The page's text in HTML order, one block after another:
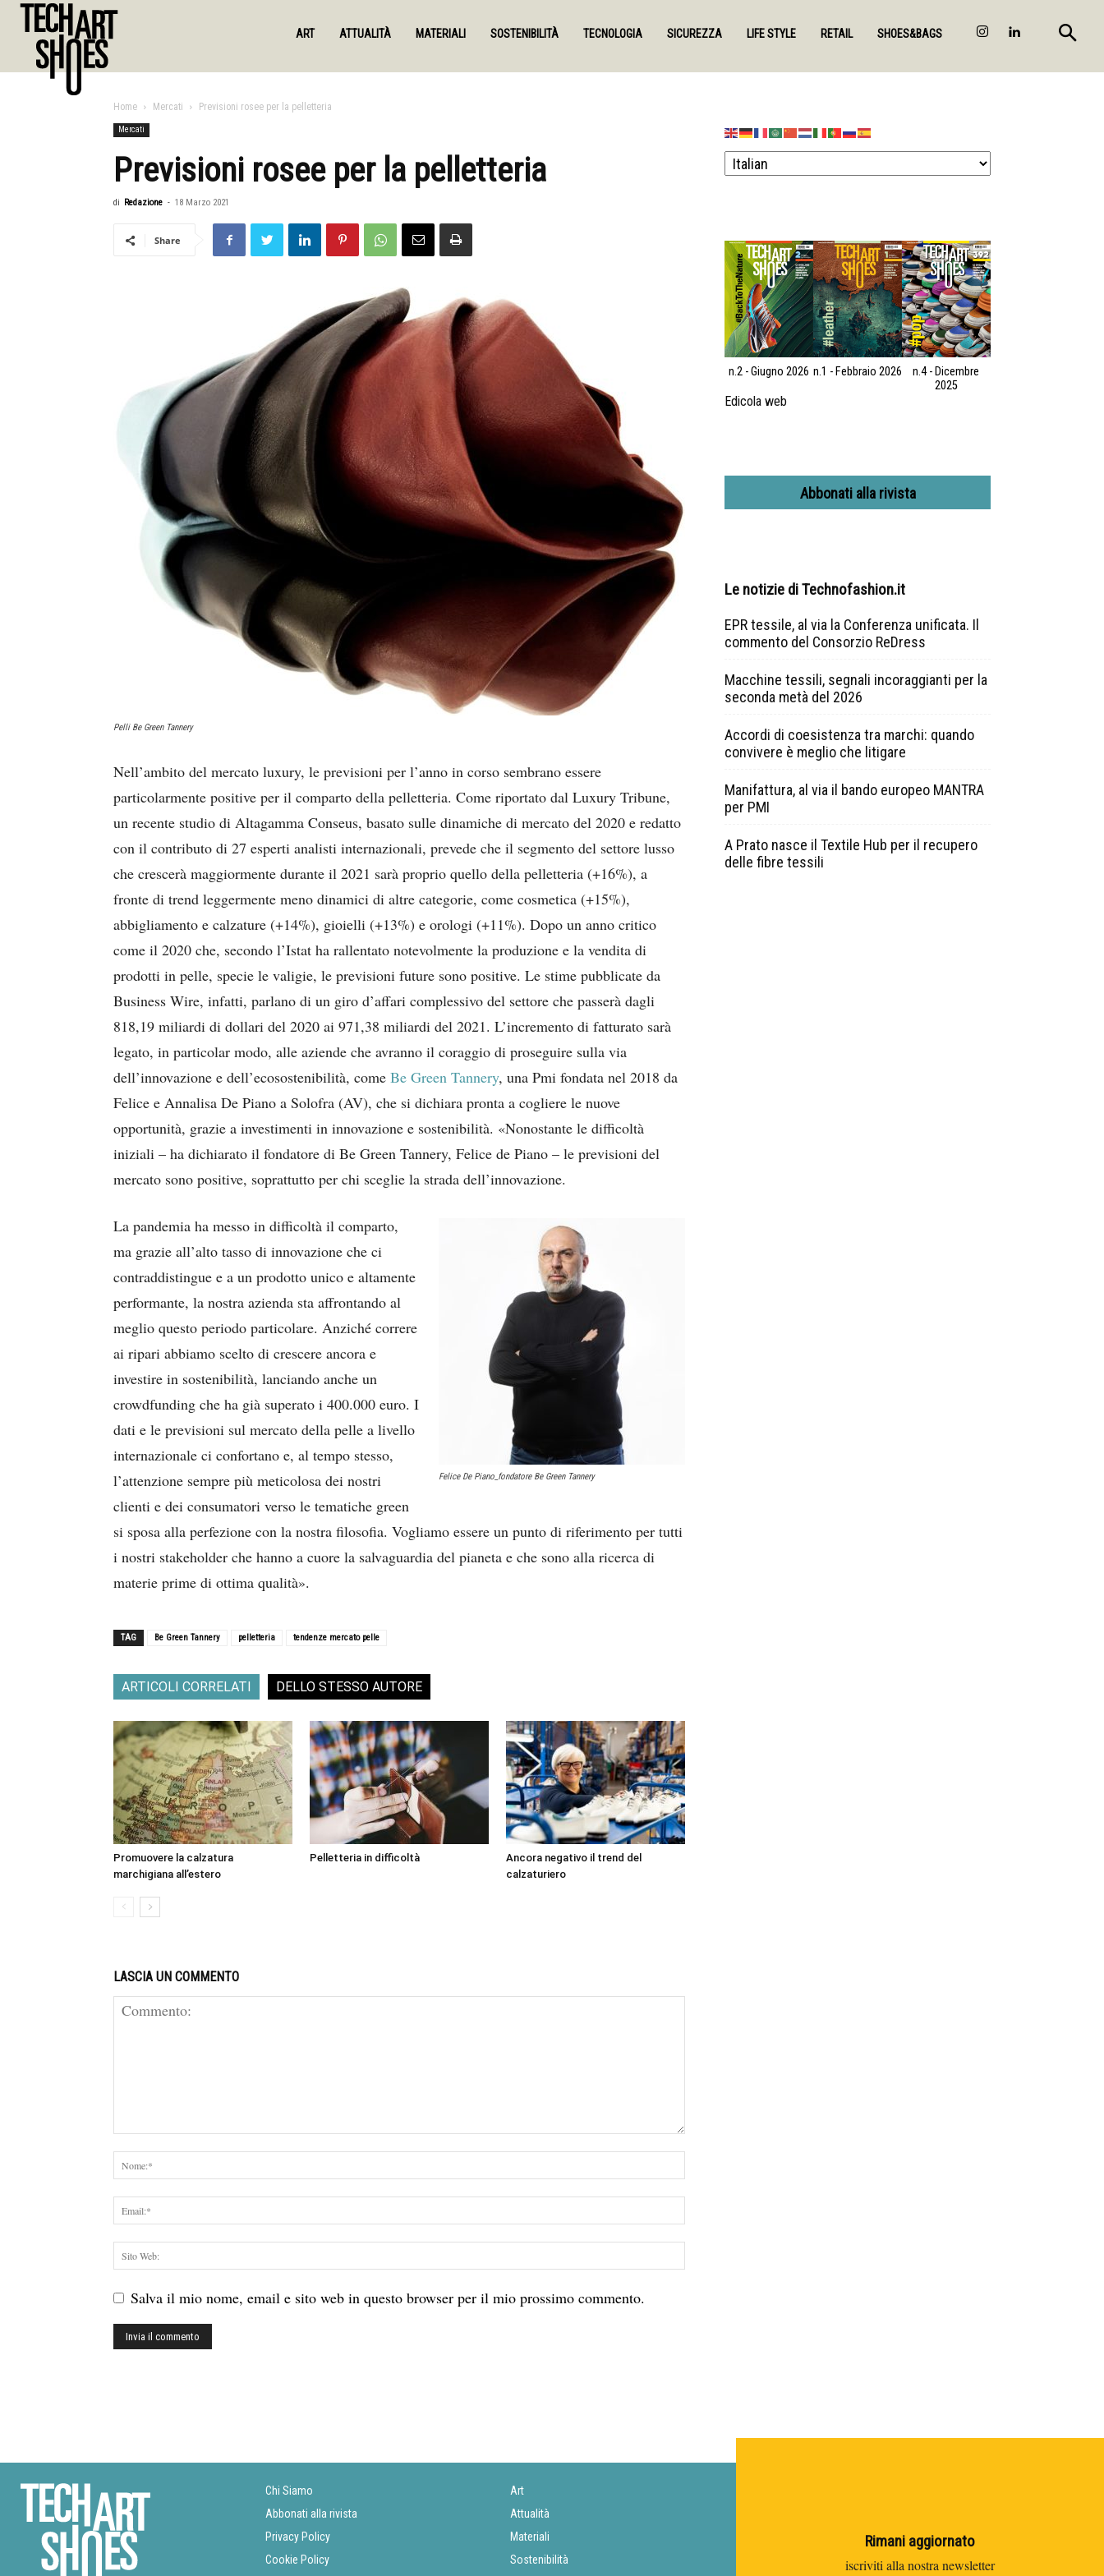
ART ATTUALITÀ MATERIALI SOSTENIBILITÀ TECNOLOGIA SICUREZZA LIFE STYLE RETAIL SHOES&BAGS
Home Mercati Previsioni rosee per la pelletteria
Mercati
Previsioni rosee per la pelletteria
di Redazione - 18 Marzo 2021
Share
Pelli Be Green Tannery
Nell’ambito del mercato luxury, le previsioni per l’anno in corso sembrano essere
particolarmente positive per il comparto della pelletteria. Come riportato dal Luxury Tribune,
un recente studio di Altagamma Conseus, basato sulle dinamiche di mercato del 2020 e redatto
con il contributo di 27 esperti analisti internazionali, prevede che il segmento del settore lusso
che crescerà maggiormente durante il 2021 sarà proprio quello della pelletteria (+16%), a
fronte di trend leggermente meno dinamici di altre categorie, come cosmetica (+15%),
abbigliamento e calzature (+14%), gioielli (+13%) e orologi (+11%). Dopo un anno critico
come il 2020 che, secondo l’Istat ha rallentato notevolmente la produzione e la vendita di
prodotti in pelle, specie le valigie, le previsioni future sono positive. Le stime pubblicate da
Business Wire, infatti, parlano di un giro d’affari complessivo del settore che passerà dagli
818,19 miliardi di dollari del 2020 ai 971,38 miliardi del 2021. L’incremento di fatturato sarà
legato, in particolar modo, alle aziende che avranno il coraggio di proseguire sulla via
dell’innovazione e dell’ecosostenibilità, come Be Green Tannery, una Pmi fondata nel 2018 da
Felice e Annalisa De Piano a Solofra (AV), che si dichiara pronta a cogliere le nuove
opportunità, grazie a investimenti in innovazione e sostenibilità. «Nonostante le difficoltà
iniziali – ha dichiarato il fondatore di Be Green Tannery, Felice de Piano – le previsioni del
mercato sono positive, soprattutto per chi sceglie la strada dell’innovazione.
Felice De Piano_fondatore Be Green Tannery
La pandemia ha messo in difficoltà il comparto,
ma grazie all’alto tasso di innovazione che ci
contraddistingue e a un prodotto unico e altamente
performante, la nostra azienda sta affrontando al
meglio questo periodo particolare. Anziché correre
ai ripari abbiamo scelto di crescere ancora e
investire in sostenibilità, lanciando anche un
crowdfunding che ha già superato i 400.000 euro. I
dati e le previsioni sul mercato della pelle a livello
internazionale ci confortano e, al tempo stesso,
l’attenzione sempre più meticolosa dei nostri
clienti e dei consumatori verso le tematiche green
si sposa alla perfezione con la nostra filosofia. Vogliamo essere un punto di riferimento per tutti
i nostri stakeholder che hanno a cuore la salvaguardia del pianeta e che sono alla ricerca di
materie prime di ottima qualità».
TAG Be Green Tannery pelletteria tendenze mercato pelle
ARTICOLI CORRELATI DELLO STESSO AUTORE
Promuovere la calzatura
marchigiana all’estero
Pelletteria in difficoltà
Ancora negativo il trend del
calzaturiero
LASCIA UN COMMENTO
Salva il mio nome, email e sito web in questo browser per il mio prossimo commento.
n.2 - Giugno 2026 n.1 - Febbraio 2026
n.4 - Dicembre
2025
Edicola web
Abbonati alla rivista
Le notizie di Technofashion.it
EPR tessile, al via la Conferenza unificata. Il
commento del Consorzio ReDress
Macchine tessili, segnali incoraggianti per la
seconda metà del 2026
Accordi di coesistenza tra marchi: quando
convivere è meglio che litigare
Manifattura, al via il bando europeo MANTRA
per PMI
A Prato nasce il Textile Hub per il recupero
delle fibre tessili
Chi Siamo
Abbonati alla rivista
Privacy Policy
Cookie Policy
Art
Attualità
Materiali
Sostenibilità
Rimani aggiornato
iscriviti alla nostra newsletter